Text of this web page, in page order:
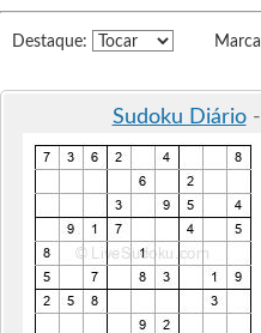
Destaque:
Sudoku Diário-